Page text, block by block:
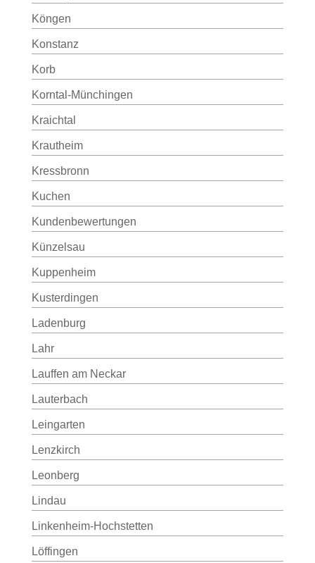
Köngen
Konstanz
Korb
Korntal-Münchingen
Kraichtal
Krautheim
Kressbronn
Kuchen
Kundenbewertungen
Künzelsau
Kuppenheim
Kusterdingen
Ladenburg
Lahr
Lauffen am Neckar
Lauterbach
Leingarten
Lenzkirch
Leonberg
Lindau
Linkenheim-Hochstetten
Löffingen